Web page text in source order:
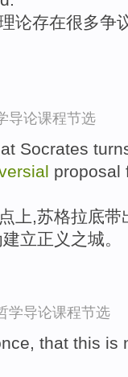
论存在很多争
导论课程节选
Socrates
proposal
上,苏格拉底
立正义之城。
学导论课程节选
that this is